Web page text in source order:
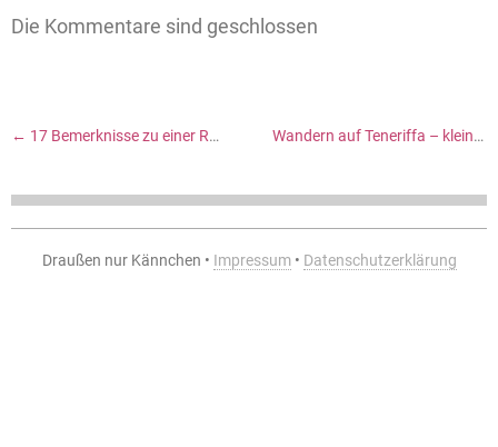
Die Kommentare sind geschlossen
← 17 Bemerknisse zu einer Reise nach Teneriffa Wandern auf Teneriffa – kleiner Ratgeber mit Fotos
Draußen nur Kännchen • Impressum• Datenschutzerklärung